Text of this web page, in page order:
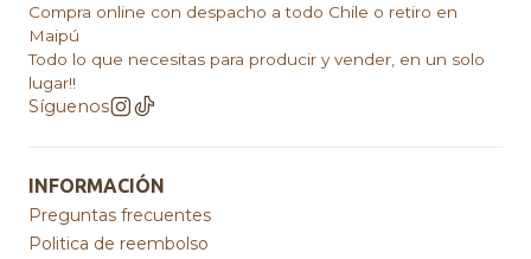
Compra online con despacho a todo Chile o retiro en
Maipú
Todo lo que necesitas para producir y vender, en un solo
lugar!!
Síguenos
INFORMACIÓN
Preguntas frecuentes
Politica de reembolso